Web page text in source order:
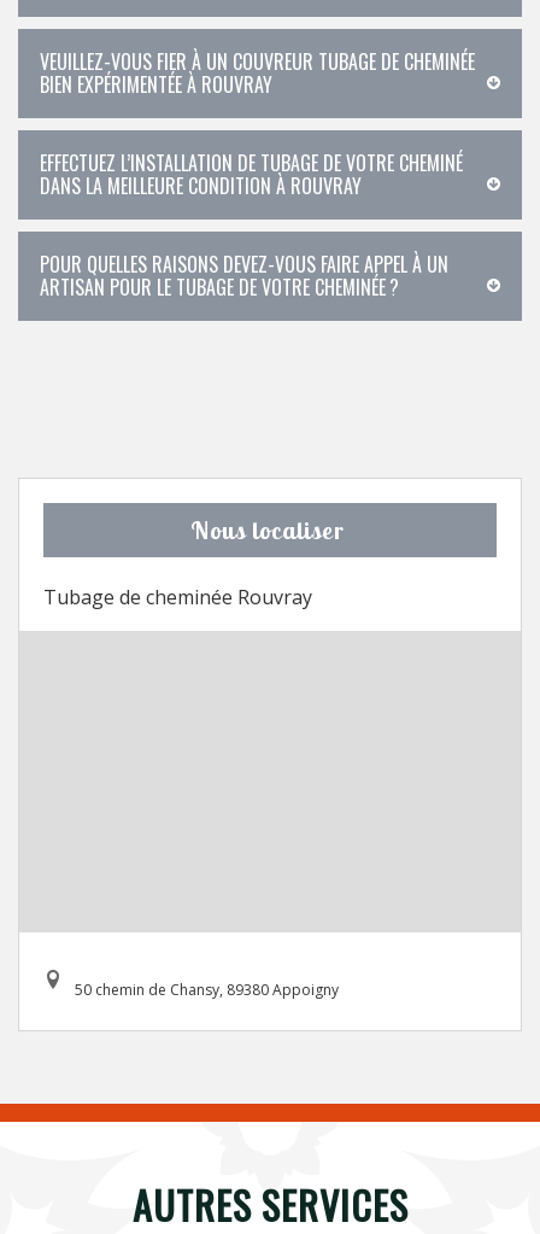
VEUILLEZ-VOUS FIER À UN COUVREUR TUBAGE DE CHEMINÉE
BIEN EXPÉRIMENTÉE À ROUVRAY
EFFECTUEZ L’INSTALLATION DE TUBAGE DE VOTRE CHEMINÉ
DANS LA MEILLEURE CONDITION À ROUVRAY
POUR QUELLES RAISONS DEVEZ-VOUS FAIRE APPEL À UN
ARTISAN POUR LE TUBAGE DE VOTRE CHEMINÉE ?
Nous localiser
Tubage de cheminée Rouvray
50 chemin de Chansy, 89380 Appoigny
AUTRES SERVICES